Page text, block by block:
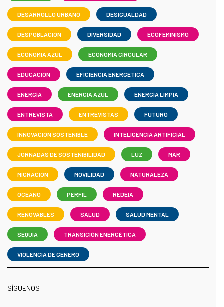
DESARROLLO URBANO DESIGUALDAD
DESPOBLACIÓN DIVERSIDAD ECOFEMINISMO
ECONOMIA AZUL ECONOMÍA CIRCULAR
EDUCACIÓN EFICIENCIA ENERGÉTICA
ENERGÍA ENERGIA AZUL ENERGÍA LIMPIA
ENTREVISTA ENTREVISTAS FUTURO
INNOVACIÓN SOSTENIBLE INTELIGENCIA ARTIFICIAL
JORNADAS DE SOSTENIBILIDAD LUZ MAR
MIGRACIÓN MOVILIDAD NATURALEZA
OCEANO PERFIL REDEIA
RENOVABLES SALUD SALUD MENTAL
SEQUÍA TRANSICIÓN ENERGÉTICA
VIOLENCIA DE GÉNERO
SÍGUENOS